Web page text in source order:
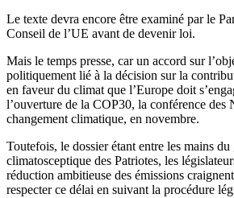
Le texte devra encore être examiné par le
Conseil de l’UE avant de devenir loi.
Mais le temps presse, car un accord sur
politiquement lié à la décision sur la
en faveur du climat que l’Europe doit
l’ouverture de la COP30, la conférence des
changement climatique, en novembre.
Toutefois, le dossier étant entre les mains
climatosceptique des Patriotes, les
réduction ambitieuse des émissions
respecter ce délai en suivant la procédure